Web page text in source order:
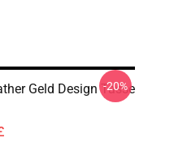
Geld Design Tasse
-20%